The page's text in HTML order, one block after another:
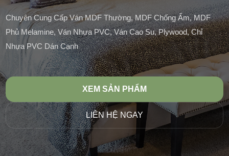
Chuyên Cung Cấp Ván MDF Thường, MDF Chống Ẩm, MDF
Phủ Melamine, Ván Nhựa PVC, Ván Cao Su, Plywood, Chỉ
Nhựa PVC Dán Cạnh
XEM SẢN PHẨM
LIÊN HỆ NGAY